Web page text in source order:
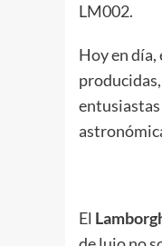
LM002.
Hoy en día,
entusiastas
El